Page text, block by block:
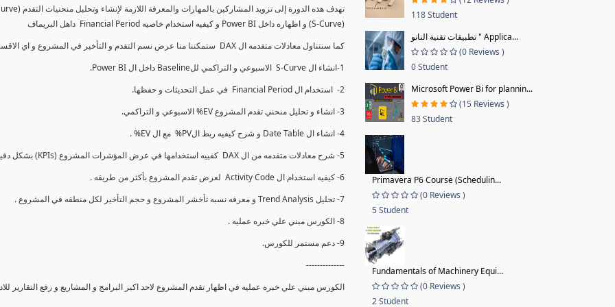
(S-Curve) و اظهاره داخل Power BI و كيفيه استخدام خاصيه Financial Period داهل البريماف
كما سنتناول معادلات متقدمه ال DAX ستمكننا منا عرض نسم التقدم و التأخير في المشروع و اي الاقسام اكثر تأخيرا , كل هذا بشكل تفاعلي و محدث باستمرار.
1-انشاء ال S-Curve الاسبوعي و التراكمي للBaseline داخل ال Power BI.
2- استخدام ال Financial Period في عمل التحديثات و حفظها.
3- انشاء و تحليل منحني تقدم المشروع EV% الاسبوعي و التراكمي.
4- انشاء ال Date Table و شرح كيفيه ربط الPV% مع ال EV% .
5- شرح معادلات متقدمه من ال DAX كفييه استخدامها في عرض المؤشرات المشروع (KPIs) بشكل دقيق.
6- كيفيه استخدام ال Activity Code لعرض تقدم المشروع بأكثر من طريقه .
7- تحليل Trend Analysis و معرفه نسبه تأخشر المشروع و حجم التأخير لكل منطقه في المشروع .
8- الكورس مبني علي خبره عمليه .
9- دعم مستمر للكورس.
--------------
الكورس مبني علي خبره عمليه في اظهار تقدم المشروع لاحد اكبر البرامج و المشاريع و رفع التقارير
118 Student
تطبيقات تقنية النانو " Applica...
(0 Reviews )
0 Student
Microsoft Power Bi for plannin...
(15 Reviews )
83 Student
Primavera P6 Course (Schedulin...
(0 Reviews )
5 Student
Fundamentals of Machinery Equi...
(0 Reviews )
2 Student